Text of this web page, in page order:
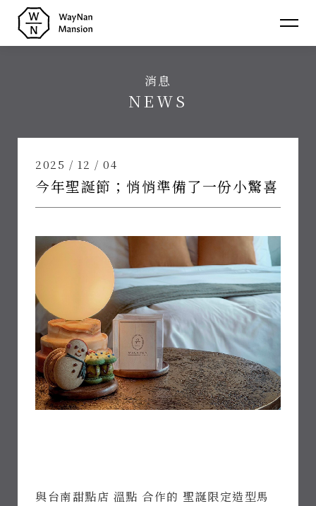
蔚
About
房型 Room
聯絡 Contact
消息
NEWS
2025 / 12 / 04
今年聖誕節；悄悄準備了一份小驚喜
與台南甜點店 溫點 合作的 聖誕限定造型馬